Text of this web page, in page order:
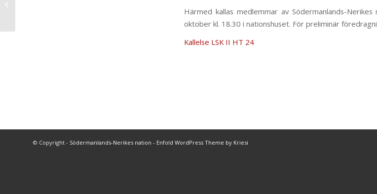
Härmed kallas medlemmar av Södermanlands-
oktober kl. 18.30 i nationshuset. För preliminär
Kallelse LSK II HT 24
© Copyright - Södermanlands-Nerikes nation - Enfold WordPress Theme by Kriesi